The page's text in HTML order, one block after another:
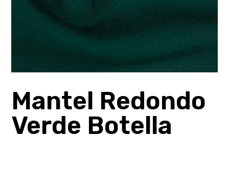
Mantel Redondo
Verde Botella